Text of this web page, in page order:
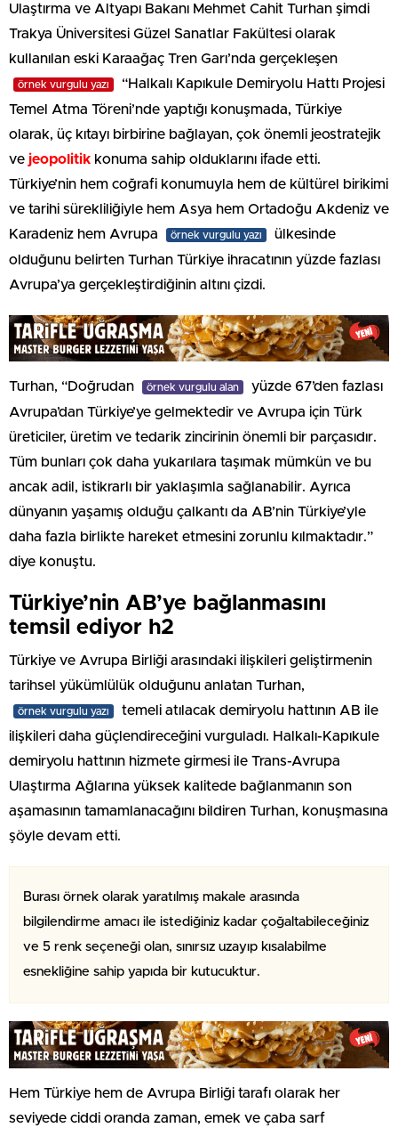
Ulaştırma ve Altyapı Bakanı Mehmet Cahit Turhan şimdi
Trakya Üniversitesi Güzel Sanatlar Fakültesi olarak
kullanılan eski Karaağaç Tren Garı’nda gerçekleşen
örnek vurgulu yazı
“Halkalı Kapıkule Demiryolu Hattı Projesi
Temel Atma Töreni’nde yaptığı konuşmada, Türkiye
olarak, üç kıtayı birbirine bağlayan, çok önemli jeostratejik
ve jeopolitik konuma sahip olduklarını ifade etti.
Türkiye’nin hem coğrafi konumuyla hem de kültürel birikimi
ve tarihi sürekliliğiyle hem Asya hem Ortadoğu Akdeniz ve
Karadeniz hem Avrupa
örnek vurgulu yazı
ülkesinde
olduğunu belirten Turhan Türkiye ihracatının yüzde fazlası
Avrupa’ya gerçekleştirdiğinin altını çizdi.
Turhan, “Doğrudan örnek vurgulu alan
yüzde 67’den fazlası
Avrupa’dan Türkiye’ye gelmektedir ve Avrupa için Türk
üreticiler, üretim ve tedarik zincirinin önemli bir parçasıdır.
Tüm bunları çok daha yukarılara taşımak mümkün ve bu
ancak adil, istikrarlı bir yaklaşımla sağlanabilir. Ayrıca
dünyanın yaşamış olduğu çalkantı da AB’nin Türkiye’yle
daha fazla birlikte hareket etmesini zorunlu kılmaktadır.”
diye konuştu.
Türkiye’nin AB’ye bağlanmasını
temsil ediyor h2
Türkiye ve Avrupa Birliği arasındaki ilişkileri geliştirmenin
tarihsel yükümlülük olduğunu anlatan Turhan,
örnek vurgulu yazı
temeli atılacak demiryolu hattının AB ile
ilişkileri daha güçlendireceğini vurguladı. Halkalı-Kapıkule
demiryolu hattının hizmete girmesi ile Trans-Avrupa
Ulaştırma Ağlarına yüksek kalitede bağlanmanın son
aşamasının tamamlanacağını bildiren Turhan, konuşmasına
şöyle devam etti.
Burası örnek olarak yaratılmış makale arasında
bilgilendirme amacı ile istediğiniz kadar çoğaltabileceğiniz
ve 5 renk seçeneği olan, sınırsız uzayıp kısalabilme
esnekliğine sahip yapıda bir kutucuktur.
Hem Türkiye hem de Avrupa Birliği tarafı olarak her
seviyede ciddi oranda zaman, emek ve çaba sarf